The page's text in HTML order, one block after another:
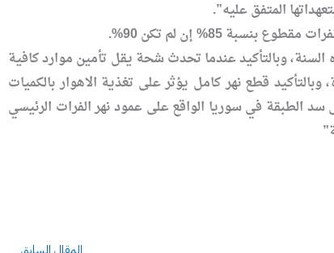
85% إن لم تكن 90%.
السنة، وبالتأكيد عندما تحدث شحة يقل تأمين موارد كافية
قطع نهر كامل يؤثر على تغذية الاهوار بالكميات
إذ إن التنظيم الإرهابي يسيطر على سد الطبقة في سوريا الواقع على عمود نهر الفرات الرئيسي